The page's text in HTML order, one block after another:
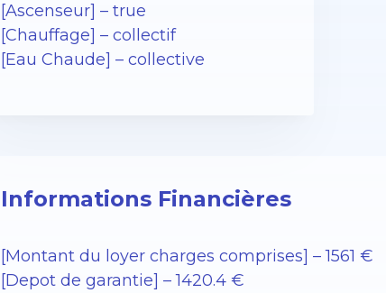
[Ascenseur] – true
[Chauffage] – collectif
[Eau Chaude] – collective
Informations Financières
[Montant du loyer charges comprises] – 1561 €
[Depot de garantie] – 1420.4 €